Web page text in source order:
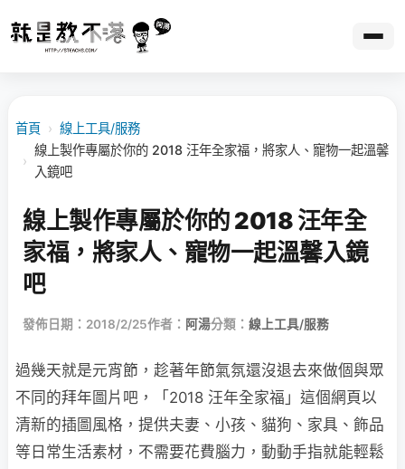
首頁 › 線上工具/服務
›
線上製作專屬於你的 2018 汪年全家福，將家人、寵物一起溫馨
入鏡吧
線上製作專屬於你的 2018 汪年全
家福，將家人、寵物一起溫馨入鏡
吧
發佈日期：2018/2/25作者： 阿湯分類： 線上工具/服務
過幾天就是元宵節，趁著年節氣氛還沒退去來做個與眾
不同的拜年圖片吧，「2018 汪年全家福」這個網頁以
清新的插圖風格，提供夫妻、小孩、貓狗、家具、飾品
等日常生活素材，不需要花費腦力，動動手指就能輕鬆